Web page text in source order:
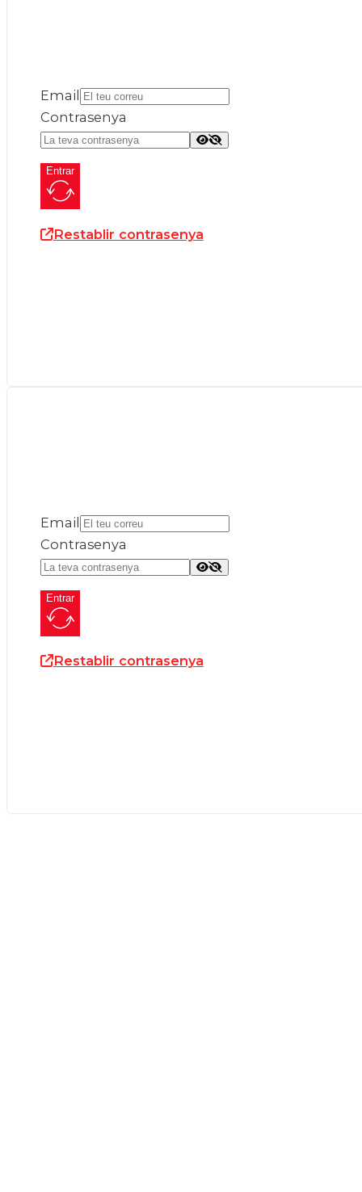
Email
Contrasenya
Entrar
Restablir contrasenya
Email
Contrasenya
Entrar
Restablir contrasenya